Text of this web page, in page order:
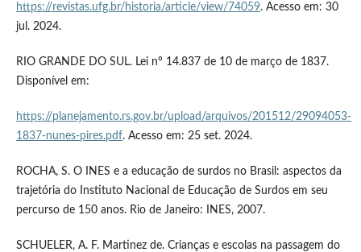
https://revistas.ufg.br/historia/article/view/74059. Acesso em: 30
jul. 2024.
RIO GRANDE DO SUL. Lei nº 14.837 de 10 de março de 1837.
Disponível em:
https://planejamento.rs.gov.br/upload/arquivos/201512/29094053-
1837-nunes-pires.pdf. Acesso em: 25 set. 2024.
ROCHA, S. O INES e a educação de surdos no Brasil: aspectos da
trajetória do Instituto Nacional de Educação de Surdos em seu
percurso de 150 anos. Rio de Janeiro: INES, 2007.
SCHUELER, A. F. Martinez de. Crianças e escolas na passagem do